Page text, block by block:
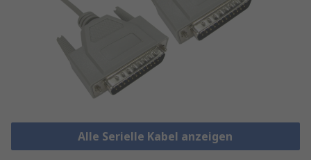
Alle Serielle Kabel anzeigen